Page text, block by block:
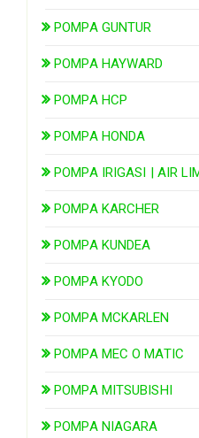
POMPA GUNTUR
POMPA HAYWARD
POMPA HCP
POMPA HONDA
POMPA IRIGASI | AIR
POMPA KARCHER
POMPA KUNDEA
POMPA KYODO
POMPA MCKARLEN
POMPA MEC O MATIC
POMPA MITSUBISHI
POMPA NIAGARA